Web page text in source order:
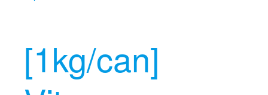
[1kg/can]